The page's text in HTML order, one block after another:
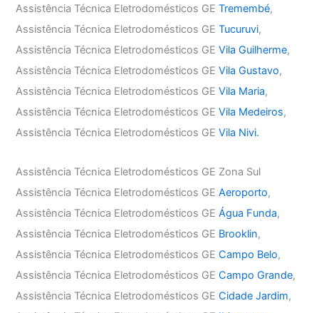
Assistência Técnica Eletrodomésticos GETremembé,
Assistência Técnica Eletrodomésticos GETucuruvi,
Assistência Técnica Eletrodomésticos GEVila Guilherme,
Assistência Técnica Eletrodomésticos GEVila Gustavo,
Assistência Técnica Eletrodomésticos GEVila Maria,
Assistência Técnica Eletrodomésticos GEVila Medeiros,
Assistência Técnica Eletrodomésticos GEVila Nivi.
Assistência Técnica Eletrodomésticos GE Zona Sul
Assistência Técnica Eletrodomésticos GEAeroporto,
Assistência Técnica Eletrodomésticos GEÁgua Funda,
Assistência Técnica Eletrodomésticos GE Brooklin,
Assistência Técnica Eletrodomésticos GECampo Belo,
Assistência Técnica Eletrodomésticos GECampo Grande,
Assistência Técnica Eletrodomésticos GECidade Jardim,